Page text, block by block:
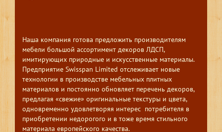
Наша компания готова предложить производителям
мебели большой ассортимент декоров ЛДСП,
имитирующих природные и искусственные материалы.
Предприятие Swisspan Limited отслеживает новые
технологии в производстве мебельных плитных
материалов и постоянно обновляет перечень декоров,
предлагая «свежие» оригинальные текстуры и цвета,
одновременно удовлетворяя интерес потребителя в
приобретении недорогого и в тоже время стильного
материала европейского качества.